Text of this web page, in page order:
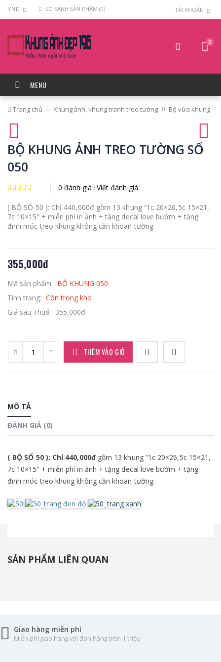
VND SO SÁNH SẢN PHẨM (0) TÀI KHOẢN
0
MENU
Trang chủ Khung ảnh, khung tranh treo tường Bộ vừa khung
BỘ KHUNG ẢNH TREO TƯỜNG SỐ
050
0 đánh giá / Viết đánh giá
( BỘ SỐ 50 ): Chỉ 440,000đ gồm 13 khung “1c 20×26,5c 15×21,
7c 10×15” + miễn phí in ảnh + tặng decal love bướm + tặng
đinh móc treo khung không cần khoan tường
355,000đ
Mã sản phẩm: BỘ KHUNG 050
Tình trạng: Còn trong kho
Giá sau Thuế: 355,000đ
THÊM VÀO GIỎ
MÔ TẢ
ĐÁNH GIÁ (0)
( BỘ SỐ 50 ): Chỉ 440,000đgồm 13 khung “1c 20×26,5c 15×21,
7c 10×15” + miễn phí in ảnh + tặng decal love bướm + tặng
đinh móc treo khung không cần khoan tường
SẢN PHẨM LIÊN QUAN
Giao hàng miễn phí
Miễn phí giao hàng với đơn hàng trên 1 triệu